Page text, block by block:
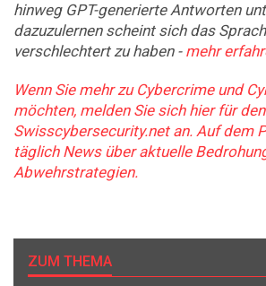
hinweg GPT-generierte Antworten
dazuzulernen scheint sich das
verschlechtert zu haben -mehr
Wenn Sie mehr zu Cybercrime und
möchten, melden Sie sich hier für
Swisscybersecurity.net an. Auf dem
täglich News über aktuelle
Abwehrstrategien.
ZUM THEMA